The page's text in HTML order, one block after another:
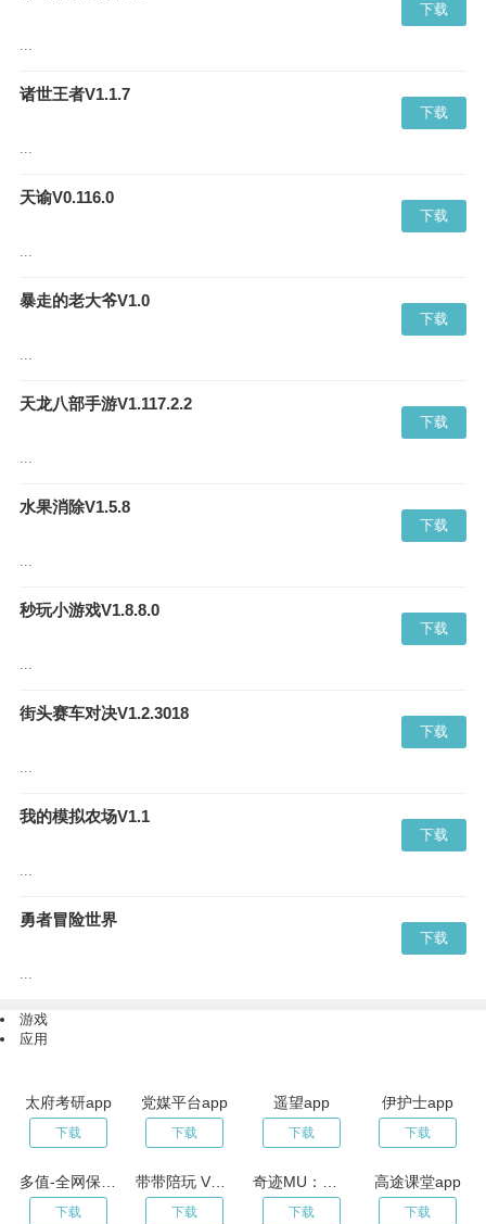
...
下载
诸世王者V1.1.7
...
下载
天谕V0.116.0
...
下载
暴走的老大爷V1.0
...
下载
天龙八部手游V1.117.2.2
...
下载
水果消除V1.5.8
...
下载
秒玩小游戏V1.8.8.0
...
下载
街头赛车对决V1.2.3018
...
下载
我的模拟农场V1.1
...
下载
勇者冒险世界
...
下载
游戏
应用
太府考研app
下载
党媒平台app
下载
遥望app
下载
伊护士app
下载
下载 下载 下载
高途课堂app
下载